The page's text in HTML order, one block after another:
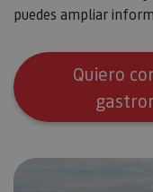
puedes ampliar
Quiero